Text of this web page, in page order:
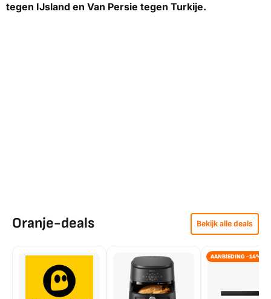
tegen IJsland en Van Persie tegen Turkije.
Oranje-deals Bekijk alle deals
AANBIEDING -14%